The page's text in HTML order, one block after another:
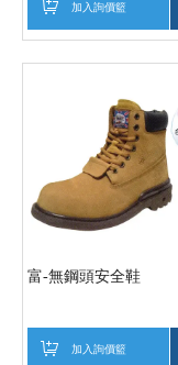
加入詢價籃
富-無鋼頭安全鞋
加入詢價籃